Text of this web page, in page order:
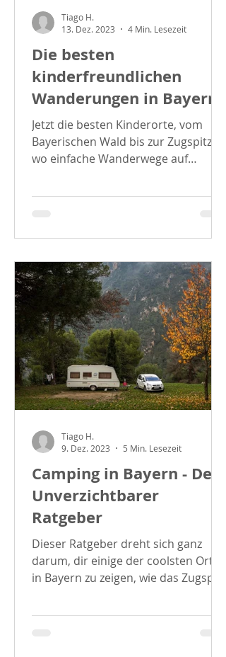
Die besten
kinderfreundlichen
Wanderungen in Bayern
Jetzt die besten Kinderorte, vom
Bayerischen Wald bis zur Zugspitze,
wo einfache Wanderwege auf
Tierwunder...
Tiago H.
13. Dez. 2023
4 Min. Lesezeit
Camping in Bayern - Dein
Unverzichtbarer
Ratgeber
Dieser Ratgeber dreht sich ganz
darum, dir einige der coolsten Orte
in Bayern zu zeigen, wie das Zugspitz
Tiago H.
9. Dez. 2023
5 Min. Lesezeit